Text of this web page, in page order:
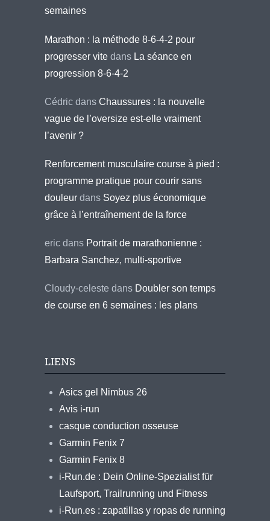
semaines
Marathon : la méthode 8-6-4-2 pour
progresser vite dans La séance en
progression 8-6-4-2
Cédric dans Chaussures : la nouvelle
vague de l’oversize est-elle vraiment
l’avenir ?
Renforcement musculaire course à pied :
programme pratique pour courir sans
douleur dans Soyez plus économique
grâce à l’entraînement de la force
eric dans Portrait de marathonienne :
Barbara Sanchez, multi-sportive
Cloudy-celeste dans Doubler son temps
de course en 6 semaines : les plans
LIENS
Asics gel Nimbus 26
Avis i-run
casque conduction osseuse
Garmin Fenix 7
Garmin Fenix 8
i-Run.de : Dein Online-Spezialist für
Laufsport, Trailrunning und Fitness
i-Run.es : zapatillas y ropas de running